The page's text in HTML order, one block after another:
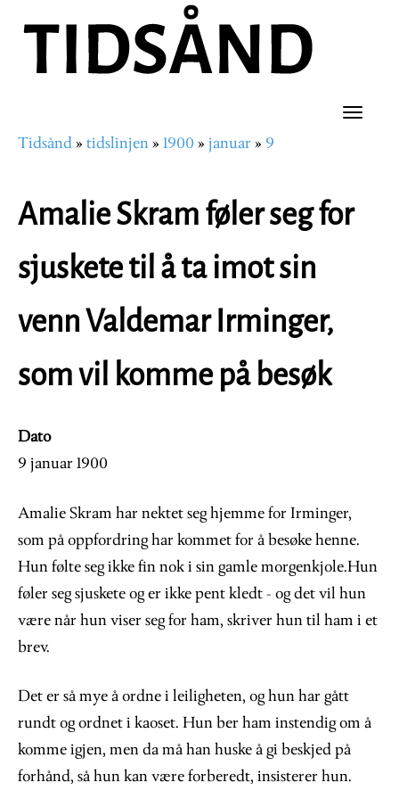
hovedinnhold
Toggle
Navigasjonssti
Tidsånd tidslinjen 1900 januar 9
Amalie Skram føler seg for
sjuskete til å ta imot sin
venn Valdemar Irminger,
som vil komme på besøk
Dato
9 januar 1900
Amalie Skram har nektet seg hjemme for Irminger,
som på oppfordring har kommet for å besøke henne.
Hun følte seg ikke fin nok i sin gamle morgenkjole.Hun
føler seg sjuskete og er ikke pent kledt - og det vil hun
være når hun viser seg for ham, skriver hun til ham i et
brev.
Det er så mye å ordne i leiligheten, og hun har gått
rundt og ordnet i kaoset. Hun ber ham instendig om å
komme igjen, men da må han huske å gi beskjed på
forhånd, så hun kan være forberedt, insisterer hun.